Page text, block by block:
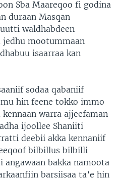
Sba Maareqoo fi godina
duraan Masqan
waldhabdeen
jedhu mootummaan
isaarraa kan
sodaa qabaniif
hin feene tokko immo
warra ajjeefaman
ijoollee Shaniiti
deebii akka kennaniif
bilbillus bilbilli
angawaan bakka namoota
barsiisaa ta’e hin